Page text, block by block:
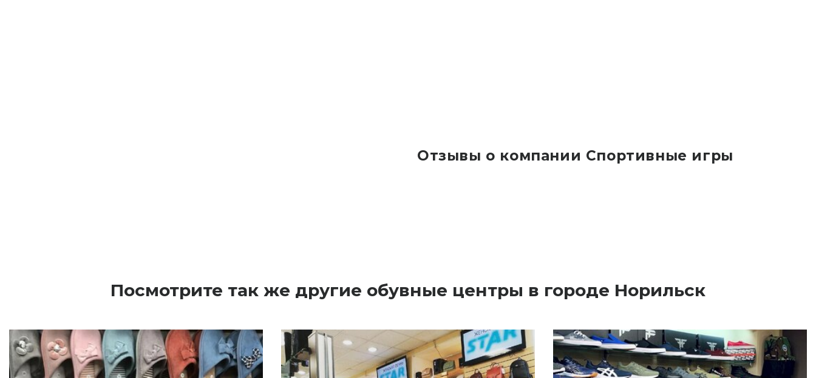
Отзывы о компании Спортивные игры
Посмотрите так же другие обувные центры в городе Норильск